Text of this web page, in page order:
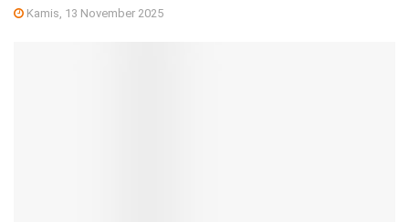
Kamis, 13 November 2025